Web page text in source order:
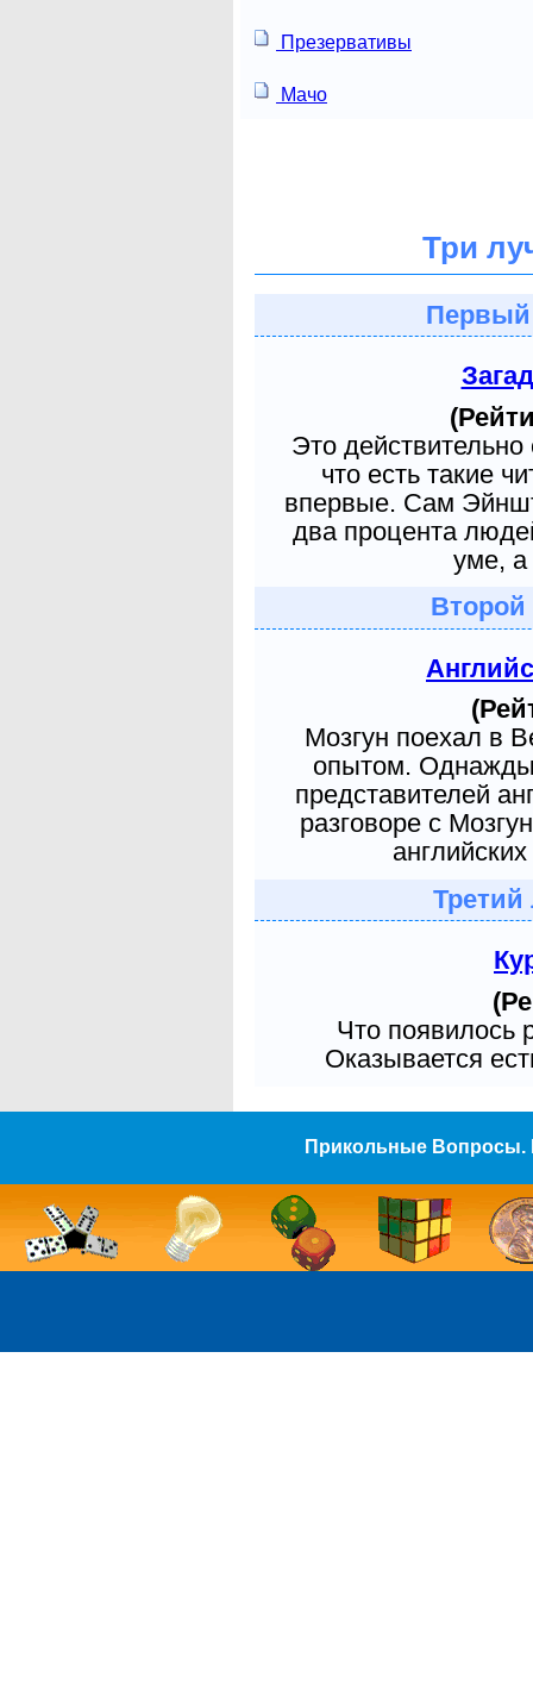
Презервативы
Мачо
Три
Это
что есть такие
впервые. Сам
два процента
уме, а
Мозгун поехал в
опытом. Однажды
представителей
разговоре с
Что появилось
Оказывается
Прикольные Вопросы.